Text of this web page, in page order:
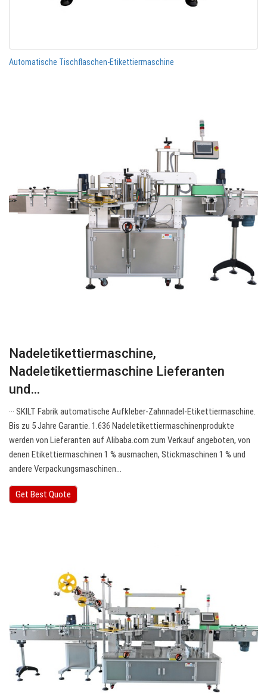
Automatische Tischflaschen-Etikettiermaschine
Nadeletikettiermaschine,
Nadeletikettiermaschine Lieferanten
und…
··· SKILT Fabrik automatische Aufkleber-Zahnnadel-Etikettiermaschine.
Bis zu 5 Jahre Garantie. 1.636 Nadeletikettiermaschinenprodukte
werden von Lieferanten auf Alibaba.com zum Verkauf angeboten, von
denen Etikettiermaschinen 1 % ausmachen, Stickmaschinen 1 % und
andere Verpackungsmaschinen…
Get Best Quote